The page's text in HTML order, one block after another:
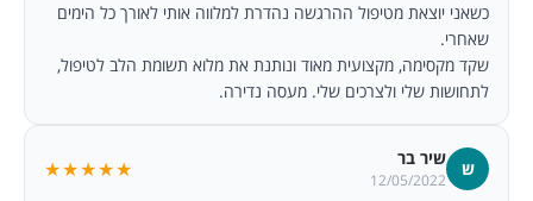
כשאני יוצאת מטיפול ההרגשה נהדרת למלווה אותי לאורך כל הימים
שאחרי.
שקד מקסימה, מקצועית מאוד ונותנת את מלוא תשומת הלב לטיפול,
לתחושות שלי ולצרכים שלי. מעסה נדירה.
ש שיר בר
12/05/2022
★★★★★